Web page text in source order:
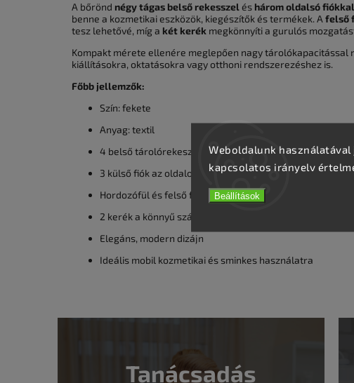
Weboldalunk
kapcsolatos irányelv
Beállítások
A bőrönd négy tágas belső rekesszel és három oldalsó fiókkal
benne a kozmetikai eszközök, kiegészítők és termékek. A felső
tesz lehetővé, míg a két kerék megkönnyíti a gurulós
Kompakt mérete ellenére meglepően nagy tárolókapacitással
kiállításokra, oktatásokra vagy otthoni rendszerezéshez is.
Főbb jellemzők:
Szín: fekete
Anyag: textil
4 belső tárolórekesz
3 külső fiók az oldalon
Hordozófül és felső fogantyú
2 kerék a könnyű szállításhoz
Elegáns, modern dizájn
Ideális mobil kozmetikai és sminkes használatra
Tanácsadás